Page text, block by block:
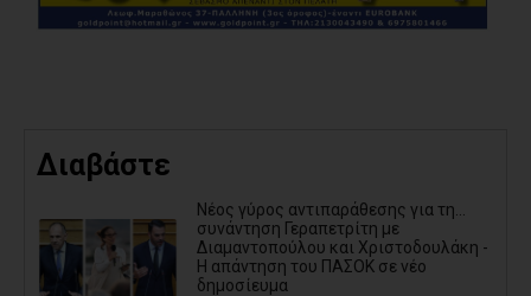
Διαβάστε
Νέος γύρος αντιπαράθεσης για τη...
συνάντηση Γεραπετρίτη με
Διαμαντοπούλου και Χριστοδουλάκη -
Η απάντηση του ΠΑΣΟΚ σε νέο
δημοσίευμα